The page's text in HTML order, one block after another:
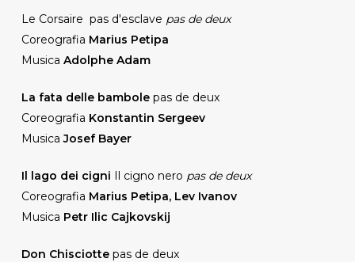
Le Corsaire pas d'esclave pas de deux
Coreografia Marius Petipa
Musica Adolphe Adam
La fata delle bambole pas de deux
Coreografia Konstantin Sergeev
MusicaJosef Bayer
Il lago dei cigni Il cigno nero pas de deux
Coreografia Marius Petipa, Lev Ivanov
Musica Petr Ilic Cajkovskij
Don Chisciotte pas de deux